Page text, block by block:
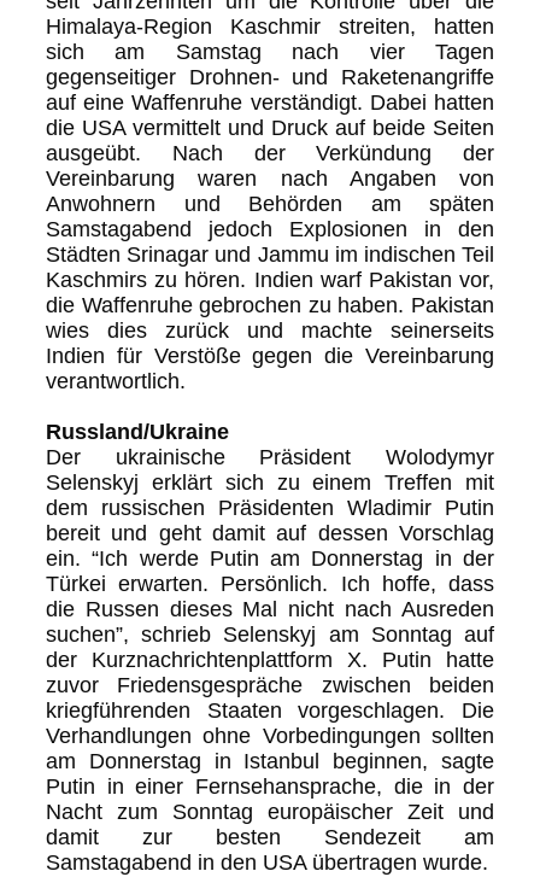
Himalaya-Region Kaschmir streiten, hatten
sich am Samstag nach vier Tagen
gegenseitiger Drohnen- und Raketenangriffe
auf eine Waffenruhe verständigt. Dabei hatten
die USA vermittelt und Druck auf beide Seiten
ausgeübt. Nach der Verkündung der
Vereinbarung waren nach Angaben von
Anwohnern und Behörden am späten
Samstagabend jedoch Explosionen in den
Städten Srinagar und Jammu im indischen Teil
Kaschmirs zu hören. Indien warf Pakistan vor,
die Waffenruhe gebrochen zu haben. Pakistan
wies dies zurück und machte seinerseits
Indien für Verstöße gegen die Vereinbarung
verantwortlich.
Russland/Ukraine
Der ukrainische Präsident Wolodymyr
Selenskyj erklärt sich zu einem Treffen mit
dem russischen Präsidenten Wladimir Putin
bereit und geht damit auf dessen Vorschlag
ein. “Ich werde Putin am Donnerstag in der
Türkei erwarten. Persönlich. Ich hoffe, dass
die Russen dieses Mal nicht nach Ausreden
suchen”, schrieb Selenskyj am Sonntag auf
der Kurznachrichtenplattform X. Putin hatte
zuvor Friedensgespräche zwischen beiden
kriegführenden Staaten vorgeschlagen. Die
Verhandlungen ohne Vorbedingungen sollten
am Donnerstag in Istanbul beginnen, sagte
Putin in einer Fernsehansprache, die in der
Nacht zum Sonntag europäischer Zeit und
damit zur besten Sendezeit am
Samstagabend in den USA übertragen wurde.